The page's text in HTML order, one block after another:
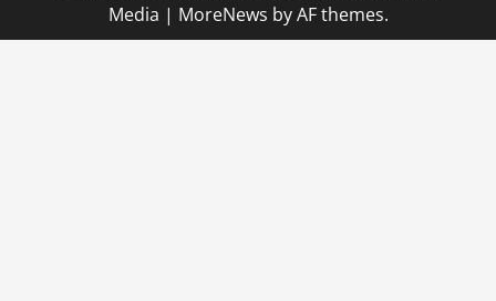
Media | MoreNews by AF themes.